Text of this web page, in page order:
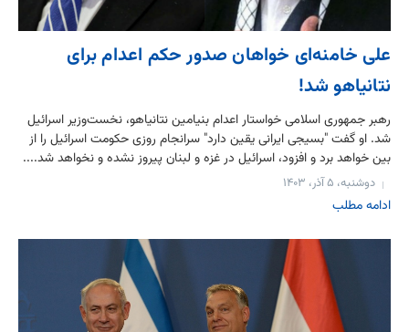
علی خامنه‌ای خواهان صدور حکم اعدام برای
نتانیاهو شد!
رهبر جمهوری اسلامی خواستار اعدام بنیامین نتانیاهو، نخست‌وزیر اسرائیل
شد. او گفت "بسیجی ایرانی یقین دارد" سرانجام روزی حکومت اسرائیل را از
بین خواهد برد و افزود، اسرائیل در غزه و لبنان پیروز نشده و نخواهد شد....
دوشنبه، ۵ آذر، ۱۴۰۳
ادامه مطلب